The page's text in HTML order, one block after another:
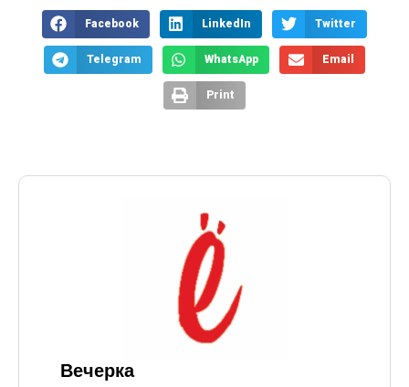
Facebook LinkedIn Twitter
Telegram WhatsApp Email
Print
Вечерка